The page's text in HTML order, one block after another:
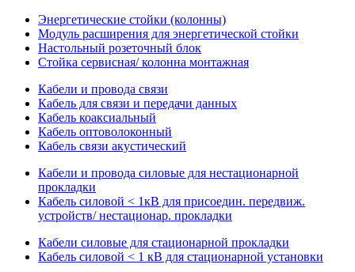
Энергетические стойки (колонны)
Модуль расширения для энергетической стойки
Настольный розеточный блок
Стойка сервисная/ колонна монтажная
Кабели и провода связи
Кабель для связи и передачи данных
Кабель коаксиальный
Кабель оптоволоконный
Кабель связи акустический
Кабели и провода силовые для нестационарной
прокладки
Кабель силовой < 1кВ для присоедин. передвиж.
устройств/ нестационар. прокладки
Кабели силовые для стационарной прокладки
Кабель силовой < 1 кВ для стационарной установки